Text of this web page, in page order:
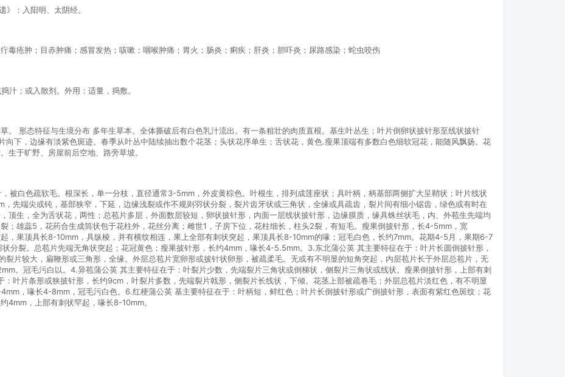
：入阳明、太阴经。
毒疮肿；目赤肿痛；感冒发热；咳嗽；咽喉肿痛；胃火；肠炎；痢疾；肝炎；胆吓炎；尿路感染；蛇虫咬伤
；或入散剂。外用：适量，捣敷。
。 形态特征与生境分布 多年生草本。全体撕破后有白色乳汁流出。有一条粗壮的肉质直根。基生叶丛生；叶片倒卵状披针形至线状披针
下，边缘有淡紫色斑迹。春季从叶丛中陆续抽出数个花茎；头状花序单生；舌状花，黄色.瘦果顶端有多数白色细软冠花，能随风飘扬。花
生于旷野、房屋前后空地、路旁草坡。
被白色疏软毛。根深长，单一分枝，直径通常3-5mm，外皮黄棕色。叶根生，排列成莲座状；具叶柄，柄基部两侧扩大呈鞘状；叶片线状
先端尖或钝，基部狭窄，下延，边缘浅裂或作不规则羽状分裂，裂片齿牙状或三角状，全缘或具疏齿，裂片间有细小锯齿，绿色或有时在
顶生，全为舌状花，两性；总苞片多层，外面数层较短，卵状披针形，内面一层线状披针形，边缘膜质，缘具蛛丝状毛，内、外苞生先端均
；雄蕊5，花药合生成筒状包于花柱外，花丝分离；雌世1，子房下位，花柱细长，柱头2裂，有短毛。瘦果倒披针形，长4-5mm，宽
，果顶具长8-10mm，具纵棱，并有横纹相连，果上全部有刺状突起，果顶具长8-10mm的喙；冠毛白色，长约7mm。花期4-5月，果期6-7
分裂。总苞片先端无角状突起；花冠黄色；瘦果披针形，长约4mm，喙长4-5.5mm。3.东北蒲公英 其主要特征在于：叶片长圆倒披针形，
片较大，扁鞭形或三角形，全缘。外层总苞片宽卵形或披针状卵形，被疏柔毛。无或有不明显的短角突起，内层苞片长于外层总苞片，无
。冠毛污白以。4.异苞蒲公英 其主要特征在于：叶裂片少数，先端裂片三角状或倒梯状，侧裂片三角状或线状。瘦果倒披针形，上部有刺
叶片条形或狭披针形，长约9cm，叶裂片多数，先端裂片戟形，侧裂片长线状，下倾。花茎上部被疏卷毛；外层总苞片淡红色，有不明显
，喙长4-8mm，冠毛污白色。6.红梗蒲公英 基主要特征在于：叶柄短，鲜红色；叶片长倒披针形或广倒披针形，表面有紫红色斑纹；花
4mm，上部有刺状罕起，喙长8-10mm。